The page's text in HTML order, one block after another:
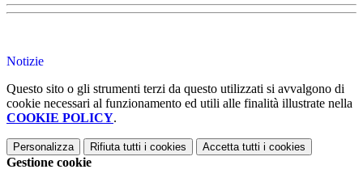
Notizie
Questo sito o gli strumenti terzi da questo utilizzati si avvalgono di
cookie necessari al funzionamento ed utili alle finalità illustrate nella
COOKIE POLICY.
Personalizza Rifiuta tutti i cookies Accetta tutti i cookies
Gestione cookie